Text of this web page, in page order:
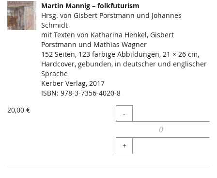
Martin Mannig – folkfuturism
Hrsg. von Gisbert Porstmann und Johannes
Schmidt
mit Texten von Katharina Henkel, Gisbert
Porstmann und Mathias Wagner
152 Seiten, 123 farbige Abbildungen, 21 × 26 cm,
Hardcover, gebunden, in deutscher und englischer
Sprache
Kerber Verlag, 2017
ISBN: 978-3-7356-4020-8
20,00 €
Menge
-
+